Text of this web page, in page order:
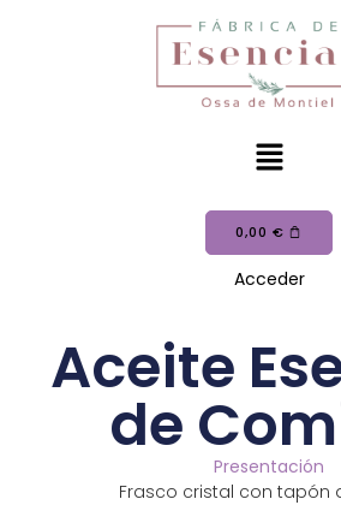
0,00 €
Acceder
Aceite
de
Presentación
Frasco cristal con tapón